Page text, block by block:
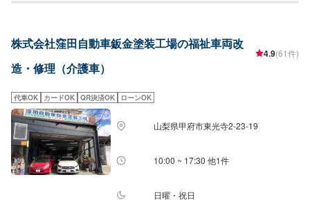
するための改造◆手でアクセル、ブレーキ操作が可能になる《手動運転装
スが充実手動運転装置は手でアクセル、ブレーキ操作が可能となります。フ
ロアタイプ、コラムタイプ、リングタイプなどお身体とお車に合わせた装置
をお取り付けします。※一部当社では取付不可の製品もございます。左アクセ
です。脱着式や跳ね上げ式があり、健常者の方との共有も簡単に行えます。
また左手でのウインカー操作や、片手でハンドルを回せるステアリングノ
ブ、痙性防止プレートや足元までの延長ペダルなど、運転補助装置もご利用
状況に合わせてお取り付けします。運転席への移乗は回転シートや移乗プレ
ート（サポートシート）、アシストグリップなど身体状況に合わせてご提案
いたします。車いすの収納にお悩みの場合は、車いす吊り上げリフトやチェ
アトッパー（屋根上収納装置）などを必要に応じてお取り付けします。--------
納得いただければ作業開始【4】仕上がり次第納車《代車について》●代車の
株式会社窪田自動車鈑金塗装工場の福祉車両改
造・修理（介護車）
4.9(61件)
代車OK カードOK QR決済OK ローンOK
山梨県甲府市東光寺2-23-19
10:00 ~ 17:30 他1件
日曜・祝日